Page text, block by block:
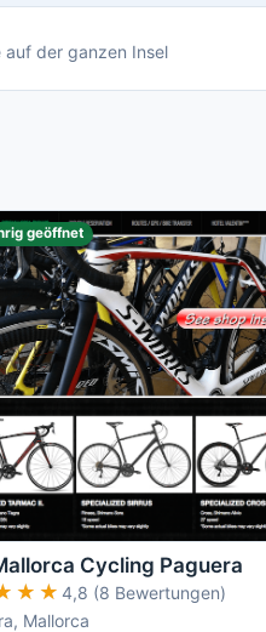
auf der ganzen Insel
geöffnet
Cycling Paguera
4,8 (8 Bewertungen)
Mallorca